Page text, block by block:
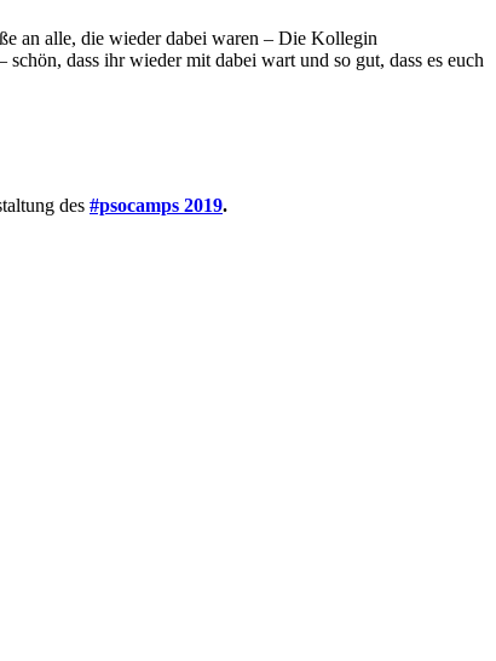
an alle, die wieder dabei waren – Die Kollegin
schön, dass ihr wieder mit dabei wart und so gut, dass es euch
des #psocamps 2019.